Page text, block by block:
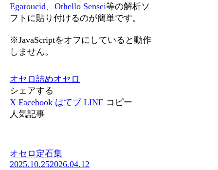
Egaroucid、Othello Sensei等の解析ソ
フトに貼り付けるのが簡単です。
※JavaScriptをオフにしていると動作
しません。
オセロ詰めオセロ
シェアする
X Facebook はてブ LINE コピー
人気記事
オセロ定石集
2025.10.252026.04.12